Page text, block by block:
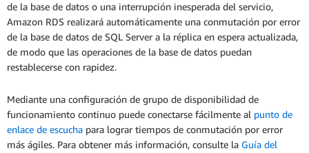
de la base de datos o una interrupción inesperada del servicio,
Amazon RDS realizará automáticamente una conmutación por error
de la base de datos de SQL Server a la réplica en espera actualizada,
de modo que las operaciones de la base de datos puedan
restablecerse con rapidez.
Mediante una configuración de grupo de disponibilidad de
funcionamiento continuo puede conectarse fácilmente al punto de
enlace de escucha para lograr tiempos de conmutación por error
más ágiles. Para obtener más información, consulte la Guía del